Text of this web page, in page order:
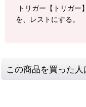
トリガー【トリガー
を、レストにする。
この商品を買った